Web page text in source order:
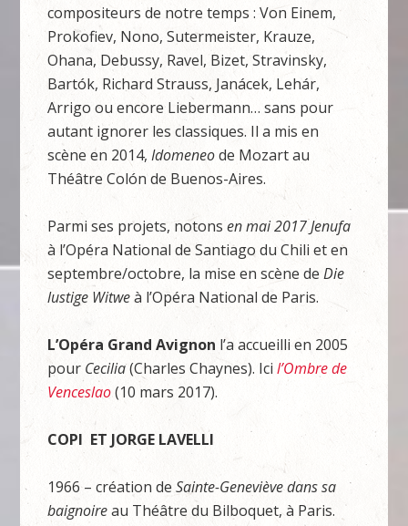
compositeurs de notre temps : Von Einem,
Prokofiev, Nono, Sutermeister, Krauze,
Ohana, Debussy, Ravel, Bizet, Stravinsky,
Bartók, Richard Strauss, Janácek, Lehár,
Arrigo ou encore Liebermann… sans pour
autant ignorer les classiques. Il a mis en
scène en 2014,Idomeneode Mozart au
Théâtre Colón de Buenos-Aires.
Parmi ses projets, notonsen mai 2017Jenufa
à l’Opéra National de Santiago du Chili et en
septembre/octobre, la mise en scène deDie
lustige Witweà l’Opéra National de Paris.
L’Opéra Grand Avignon l’a accueilli en 2005
pour Cecilia(Charles Chaynes). Icil’Ombre de
Venceslao(10 mars 2017).
COPI ET JORGE LAVELLI
1966 – création deSainte-Geneviève dans sa
baignoireau Théâtre du Bilboquet, à Paris.